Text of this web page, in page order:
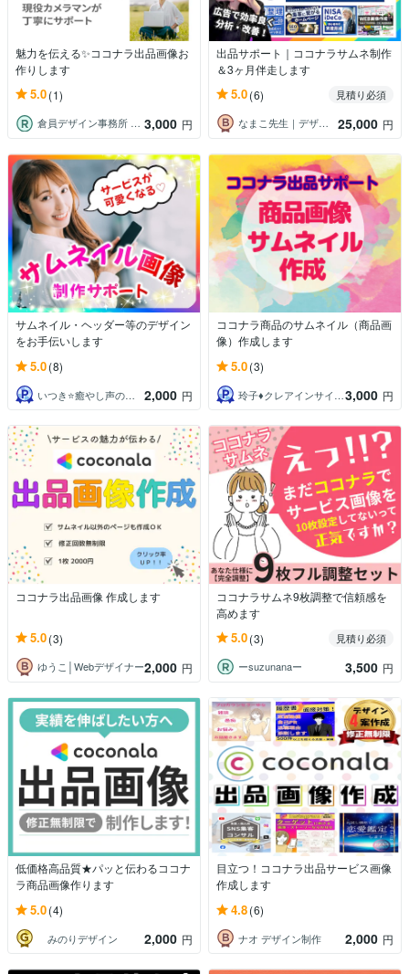
魅力を伝える✨ココナラ出品画像お
作りします
5.0(1)
倉員デザイン事務所 クラカズミエコ 3,000 円
出品サポート｜ココナラサムネ制作
＆3ヶ月伴走します
5.0(6)
見積り必須
なまこ先生｜デザイン×思考整理
25,000 円
サムネイル・ヘッダー等のデザイン
をお手伝いします
5.0(8)
いつき⭐️癒やし声のお話相手 2,000 円
ココナラ商品のサムネイル（商品画
像）作成します
5.0(3)
玲子♦️クレアインサイト（洞視） 3,000 円
ココナラ出品画像 作成します
5.0(3)
ゆうこ│Webデザイナー2,000 円
ココナラサムネ9枚調整で信頼感を
高めます
5.0(3)
見積り必須
ーsuzunanaー
3,500 円
低価格高品質★パッと伝わるココナ
ラ商品画像作ります
5.0(4)
みのりデザイン 2,000 円
目立つ！ココナラ出品サービス画像
作成します
4.8(6)
ナオ デザイン制作 2,000 円